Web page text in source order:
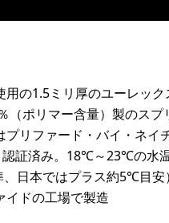
の1.5ミリ厚のユーレック
（ポリマー含量）製のスプ
リファード・バイ・ネイ
認証済み。18℃～23℃の水
日本ではプラス約5℃目安
イドの工場で製造